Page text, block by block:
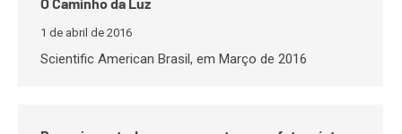
1 de abril de 2016
Scientific American Brasil, em Março de 2016